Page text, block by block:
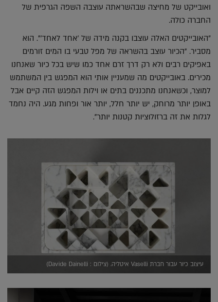
ואובייקט של מחיצה שבהשראתה עוצבה השפה הגרפית של
החברה כולה.
"האובייקטים האלה עוצבו בקנה מידה של 'אחד לאחד'". הוא
מסביר. "הכיור עוצב בהשראה של מפל טבעי בו המים זורמים
באפיקים רבים ולא רק דרך זרם אחד כמו שיש בכל כיור שאנחנו
מכירים. באובייקטים מה שמעניין אותי הוא המפגש בין המשתמש
למוצר, וכשאנחנו מתכננים בתים או וילות המפגש הזה קיים אבל
באופן יותר מרוחק, יש יותר חלל, יותר אור ופחות מגע. היה נחמד
לגלות את זה ברזולוציות קטנות יותר".
עיצוב כיור עבור חברת Vaselli איטליה. (צילום : Davide Dainelli)